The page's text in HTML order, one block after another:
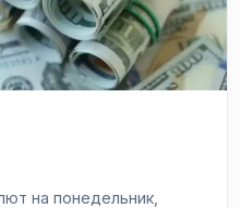
на понедельник,